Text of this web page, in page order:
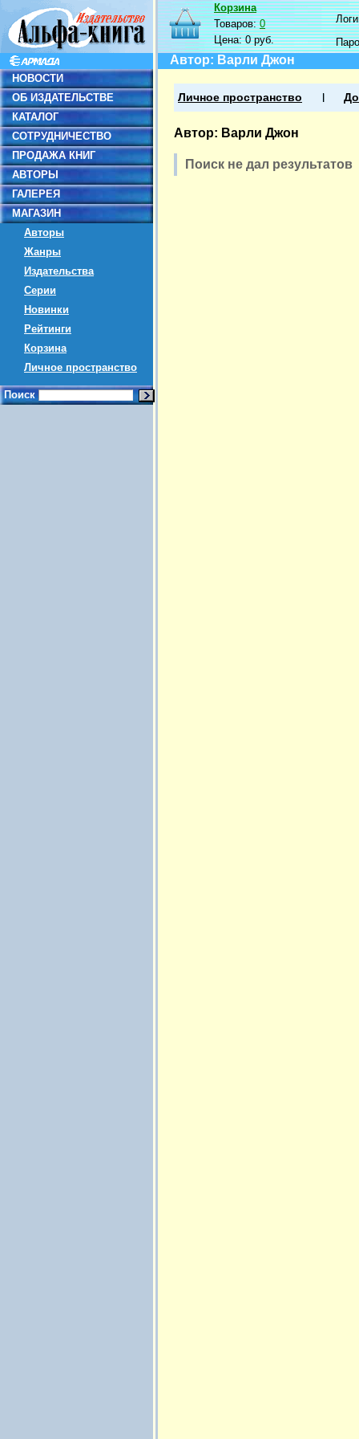
НОВОСТИ
ОБ ИЗДАТЕЛЬСТВЕ
КАТАЛОГ
СОТРУДНИЧЕСТВО
ПРОДАЖА КНИГ
АВТОРЫ
ГАЛЕРЕЯ
МАГАЗИН
Авторы
Жанры
Издательства
Серии
Новинки
Рейтинги
Корзина
Личное пространство
Поиск
Корзина
Товаров:0
Цена:0 руб.
Автор: Варли Джон
Личное пространство
Автор: Варли Джон
Поиск не дал результатов